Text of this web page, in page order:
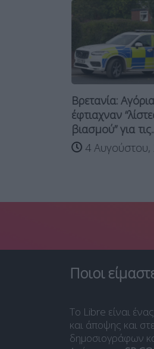
Βρετανία: Αγόρια
έφτιαχναν
βιασμού” για τις...
4 Αυγούστου,
Ποιοι
Το Libre είναι
και άποψης και
δημοσιογράφων